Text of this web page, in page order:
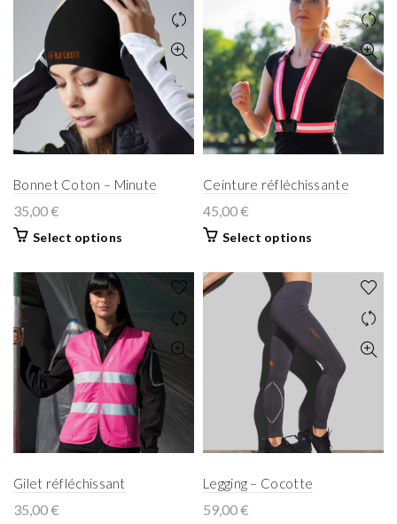
Bonnet Coton – Minute
35,00€
Select options
Ceinture réfléchissante
45,00€
Select options
Gilet réfléchissant
35,00€
Legging – Cocotte
59,00€